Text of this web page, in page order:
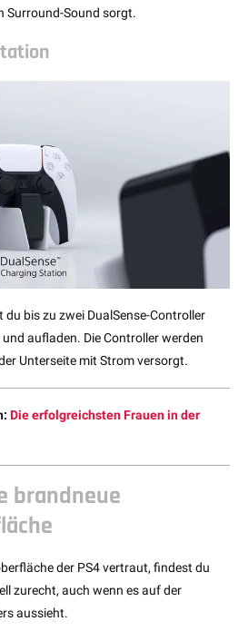
Surround-Sound sorgt.
bis zu zwei DualSense-Controller
aufladen. Die Controller werden
Unterseite mit Strom versorgt.
Die erfolgreichsten Frauen in der
brandneue
der PS4 vertraut, findest du
zurecht, auch wenn es auf der
aussieht.